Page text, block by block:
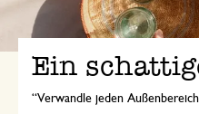
Ein
Verwandle jeden Außenbereich in einen Ort zum Entspannen. Mit stimmungsvollen Windlichtern, farbenfrohen Blumentöpfen und weichen Kissen schaffst du mühelos eine gemütliche